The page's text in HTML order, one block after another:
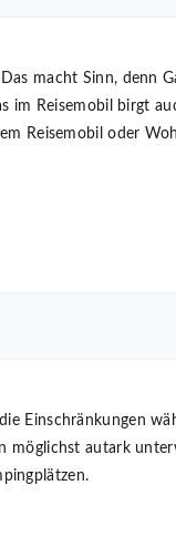
macht Sinn, denn
im Reisemobil birgt
Reisemobil oder
Einschränkungen
möglichst autark